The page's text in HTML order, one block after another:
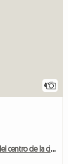
4
Habitación tranquila cerca de la universidad y del centro de la ciudad.